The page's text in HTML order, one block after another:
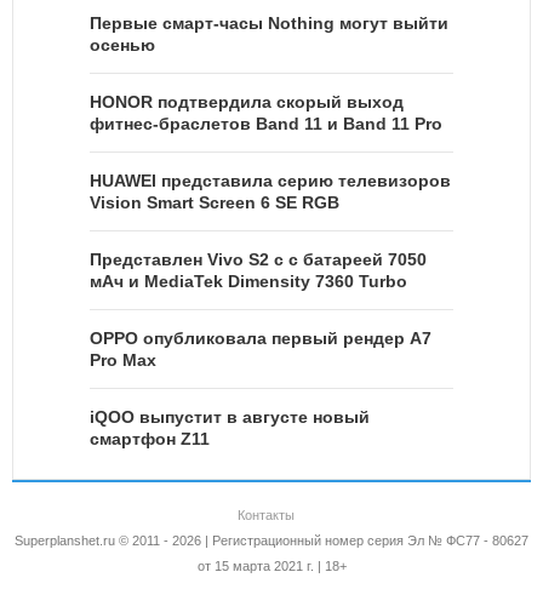
Первые смарт-часы Nothing могут выйти
осенью
HONOR подтвердила скорый выход
фитнес-браслетов Band 11 и Band 11 Pro
HUAWEI представила серию телевизоров
Vision Smart Screen 6 SE RGB
Представлен Vivo S2 с с батареей 7050
мАч и MediaTek Dimensity 7360 Turbo
OPPO опубликовала первый рендер A7
Pro Max
iQOO выпустит в августе новый
смартфон Z11
Контакты
Superplanshet.ru © 2011 - 2026 | Регистрационный номер серия Эл № ФС77 - 80627
от 15 марта 2021 г. | 18+